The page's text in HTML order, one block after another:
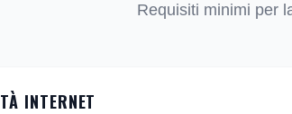
Requisiti minimi per
INTERNET